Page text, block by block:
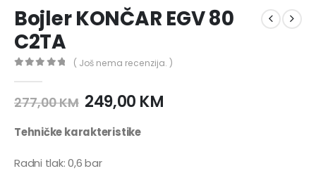
Bojler KONČAR EGV 80
C2TA
( Još nema recenzija. )
277,00KM 249,00 KM
Tehničke karakteristike
Radni tlak: 0,6 bar